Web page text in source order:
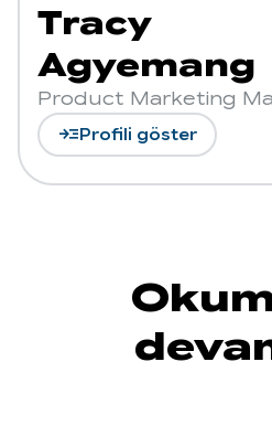
Tracy
Agyemang
Product Marketing
read_moreProfili göster